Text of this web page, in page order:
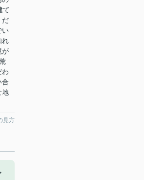
て
だ
い
れ
が
わ
合
地
見方